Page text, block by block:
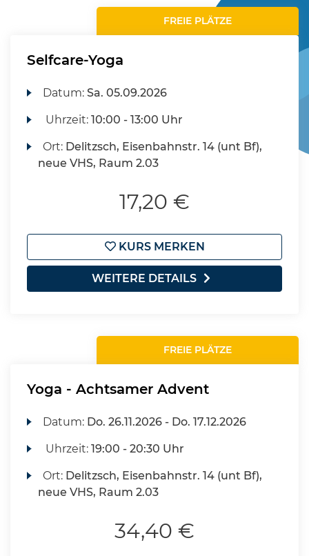
FREIE PLÄTZE
Selfcare-Yoga
Datum:Sa. 05.09.2026
Uhrzeit:10:00 - 13:00 Uhr
Ort: Delitzsch, Eisenbahnstr. 14 (unt Bf),
neue VHS, Raum 2.03
17,20 €
KURS MERKEN
WEITERE DETAILS
FREIE PLÄTZE
Yoga - Achtsamer Advent
Datum: Do. 26.11.2026 - Do. 17.12.2026
Uhrzeit:19:00 - 20:30 Uhr
Ort: Delitzsch, Eisenbahnstr. 14 (unt Bf),
neue VHS, Raum 2.03
34,40 €